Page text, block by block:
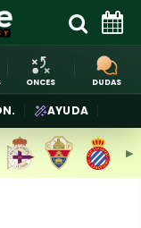
ONCES DUDAS
AYUDA
▶︎